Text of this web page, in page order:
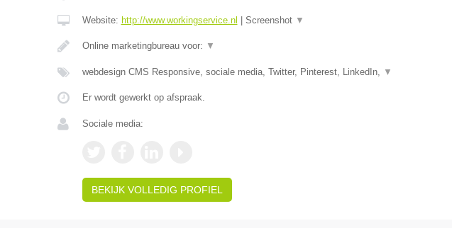
Website: http://www.workingservice.nl Screenshot ▼
Online marketingbureau voor: ▼
webdesign CMS Responsive, sociale media, Twitter, Pinterest, LinkedIn, ▼
Er wordt gewerkt op afspraak.
Sociale media:
BEKIJK VOLLEDIG PROFIEL